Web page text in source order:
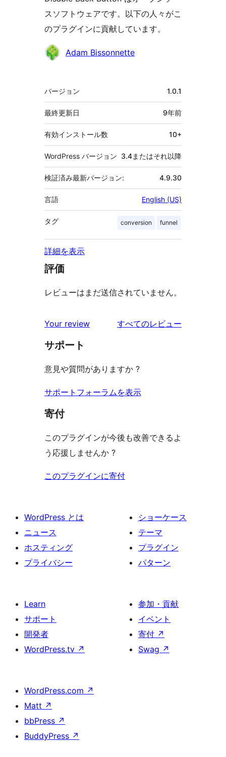
スソフトウェアです。以下の人々がこ
のプラグインに貢献しています。
貢
Adam Bissonnette
メ
タ
バージョン 1.0.1
最終更新日 9年前
有効インストール数 10+
WordPress バージョン 3.4またはそれ以降
検証済み最新バージョン: 4.9.30
言語 English (US)
タグ conversion funnel
詳細を表示
評価
レビューはまだ送信されていません。
Your review すべてのレビュー
サポート
意見や質問がありますか ?
サポートフォーラムを表示
寄付
このプラグインが今後も改善できるよ
う応援しませんか ?
このプラグインに寄付
WordPress とは
ニュース
ホスティング
プライバシー
ショーケース
テーマ
プラグイン
パターン
Learn
サポート
開発者
WordPress.tv ↗
参加・貢献
イベント
寄付 ↗
Swag ↗
WordPress.com ↗
Matt ↗
bbPress ↗
BuddyPress ↗